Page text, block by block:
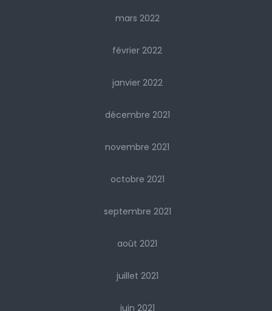
mars 2022
février 2022
janvier 2022
décembre 2021
novembre 2021
octobre 2021
septembre 2021
août 2021
juillet 2021
juin 2021